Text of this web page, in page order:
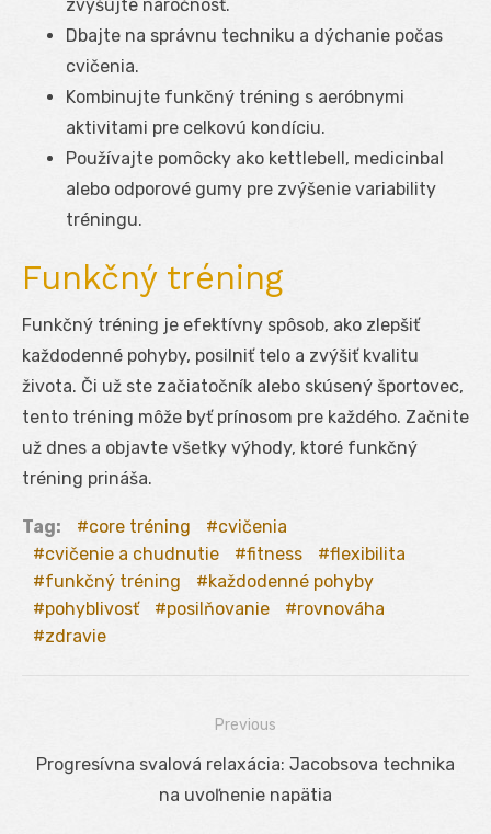
zvyšujte náročnosť.
Dbajte na správnu techniku a dýchanie počas
cvičenia.
Kombinujte funkčný tréning s aeróbnymi
aktivitami pre celkovú kondíciu.
Používajte pomôcky ako kettlebell, medicinbal
alebo odporové gumy pre zvýšenie variability
tréningu.
Funkčný tréning
Funkčný tréning je efektívny spôsob, ako zlepšiť
každodenné pohyby, posilniť telo a zvýšiť kvalitu
života. Či už ste začiatočník alebo skúsený športovec,
tento tréning môže byť prínosom pre každého. Začnite
už dnes a objavte všetky výhody, ktoré funkčný
tréning prináša.
Tag: core tréning
cvičenia
cvičenie a chudnutie
fitness
flexibilita
funkčný tréning
každodenné pohyby
pohyblivosť
posilňovanie
rovnováha
zdravie
Navigácia
Previous
Previous
Progresívna svalová relaxácia: Jacobsova technika
na uvoľnenie napätia